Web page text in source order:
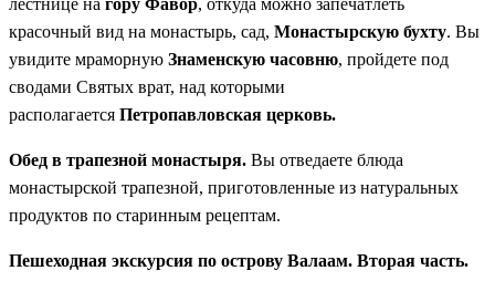
лестнице на гору Фавор, откуда можно запечатлеть
красочный вид на монастырь, сад, Монастырскую бухту. Вы
увидите мраморную Знаменскую часовню, пройдете под
сводами Святых врат, над которыми
располагается Петропавловская церковь.
Обед в трапезной монастыря. Вы отведаете блюда
монастырской трапезной, приготовленные из натуральных
продуктов по старинным рецептам.
Пешеходная экскурсия по острову Валаам. Вторая часть.